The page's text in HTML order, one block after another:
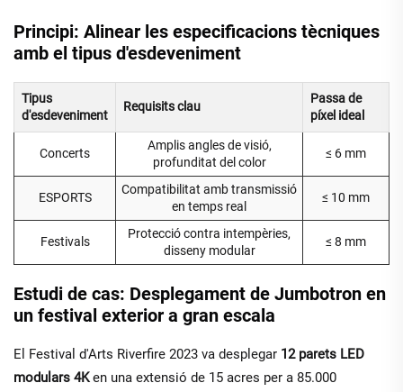
Principi: Alinear les especificacions tècniques
amb el tipus d'esdeveniment
Tipus
d'esdeveniment
Requisits clau
Passa de
píxel ideal
Concerts
Amplis angles de visió,
profunditat del color
≤ 6 mm
ESPORTS
Compatibilitat amb transmissió
en temps real
≤ 10 mm
Festivals
Protecció contra intempèries,
disseny modular
≤ 8 mm
Estudi de cas: Desplegament de Jumbotron en
un festival exterior a gran escala
El Festival d'Arts Riverfire 2023 va desplegar 12 parets LED
modulars 4Ken una extensió de 15 acres per a 85.000